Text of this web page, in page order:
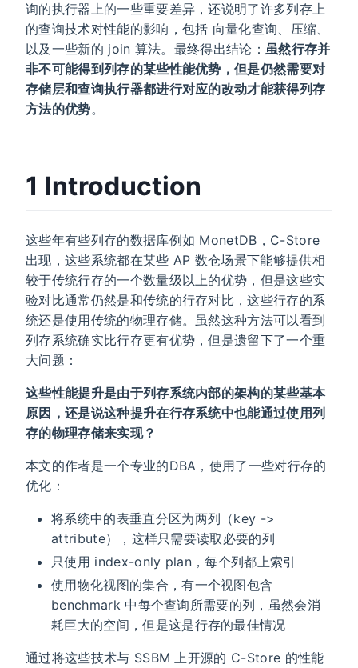
询的执行器上的一些重要差异，还说明了许多列存上
的查询技术对性能的影响，包括 向量化查询、压缩、
以及一些新的 join 算法。最终得出结论：虽然行存并
非不可能得到列存的某些性能优势，但是仍然需要对
存储层和查询执行器都进行对应的改动才能获得列存
方法的优势。
1 Introduction
这些年有些列存的数据库例如 MonetDB，C-Store
出现，这些系统都在某些 AP 数仓场景下能够提供相
较于传统行存的一个数量级以上的优势，但是这些实
验对比通常仍然是和传统的行存对比，这些行存的系
统还是使用传统的物理存储。虽然这种方法可以看到
列存系统确实比行存更有优势，但是遗留下了一个重
大问题：
这些性能提升是由于列存系统内部的架构的某些基本
原因，还是说这种提升在行存系统中也能通过使用列
存的物理存储来实现？
本文的作者是一个专业的DBA，使用了一些对行存的
优化：
将系统中的表垂直分区为两列（key ->
attribute），这样只需要读取必要的列
只使用 index-only plan，每个列都上索引
使用物化视图的集合，有一个视图包含
benchmark 中每个查询所需要的列，虽然会消
耗巨大的空间，但是这是行存的最佳情况
通过将这些技术与 SSBM 上开源的 C-Store 的性能